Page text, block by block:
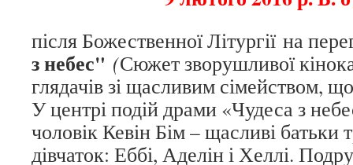
після Божественної Літургії на
з небес" (Сюжет зворушливої
глядачів зі щасливим сімейством,
У центрі подій драми «Чудеса з
чоловік Кевін Бім – щасливі батьки
дівчаток: Еббі, Аделін і Хеллі.